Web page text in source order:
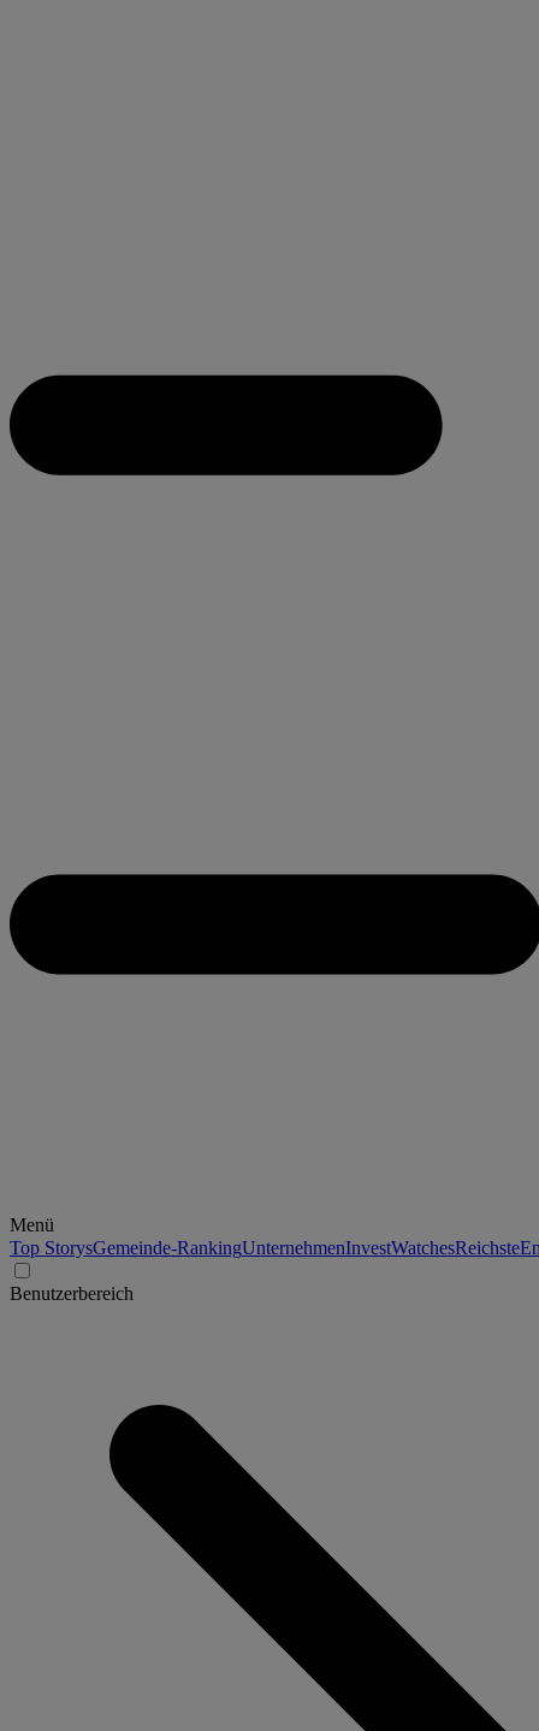
Menü
Top StorysGemeinde-RankingUnternehmenInvestWatchesReichste
Benutzerbereich